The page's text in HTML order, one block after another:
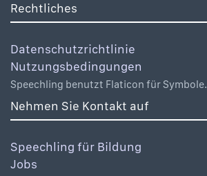
Rechtliches
Datenschutzrichtlinie
Nutzungsbedingungen
Speechling benutzt Flaticon für Symbole.
Nehmen Sie Kontakt auf
Speechling für Bildung
Jobs